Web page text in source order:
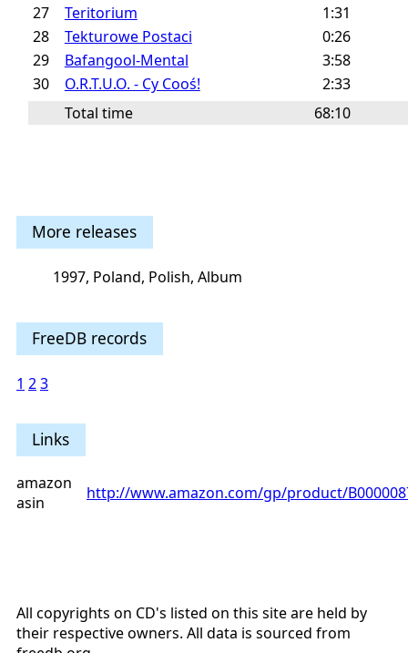
27
Teritorium
1:31
28
Tekturowe Postaci
0:26
29
Bafangool-Mental
3:58
30
O.R.T.U.O. - Cy Cooś!
2:33
Total time
68:10
More releases
1997, Poland, Polish, Album
FreeDB records
1 23
Links
amazon
asin
http://www.amazon.com/gp/product/
All copyrights on CD's listed on this site are held by
their respective owners. All data is sourced from